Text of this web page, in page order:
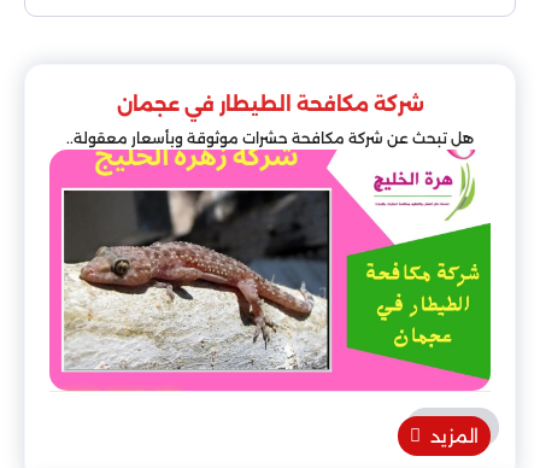
شركة مكافحة الطيطار في عجمان
هل تبحث عن شركة مكافحة حشرات موثوقة وبأسعار معقولة..
المزيد